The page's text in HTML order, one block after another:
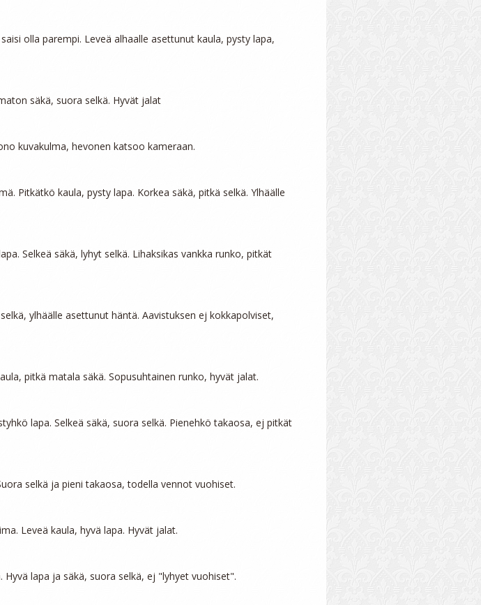
olla parempi. Leveä alhaalle asettunut kaula, pysty lapa,
säkä, suora selkä. Hyvät jalat
kuvakulma, hevonen katsoo kameraan.
Pitkätkö kaula, pysty lapa. Korkea säkä, pitkä selkä. Ylhäälle
Selkeä säkä, lyhyt selkä. Lihaksikas vankka runko, pitkät
ylhäälle asettunut häntä. Aavistuksen ej kokkapolviset,
pitkä matala säkä. Sopusuhtainen runko, hyvät jalat.
lapa. Selkeä säkä, suora selkä. Pienehkö takaosa, ej pitkät
selkä ja pieni takaosa, todella vennot vuohiset.
Leveä kaula, hyvä lapa. Hyvät jalat.
lapa ja säkä, suora selkä, ej "lyhyet vuohiset".